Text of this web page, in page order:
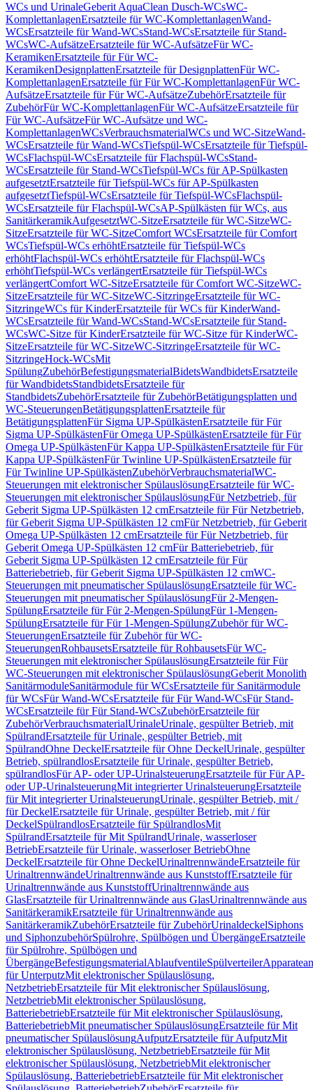
WCs und UrinaleGeberit AquaClean Dusch-WCsWC-
KomplettanlagenErsatzteile für WC-KomplettanlagenWand-
WCsErsatzteile für Wand-WCsStand-WCsErsatzteile für Stand-
WCsWC-AufsätzeErsatzteile für WC-AufsätzeFür WC-
KeramikenErsatzteile für Für WC-
KeramikenDesignplattenErsatzteile für DesignplattenFür WC-
KomplettanlagenErsatzteile für Für WC-KomplettanlagenFür WC-
AufsätzeErsatzteile für Für WC-AufsätzeZubehörErsatzteile für
ZubehörFür WC-KomplettanlagenFür WC-AufsätzeErsatzteile für
Für WC-AufsätzeFür WC-Aufsätze und WC-
KomplettanlagenWCsVerbrauchsmaterialWCs und WC-SitzeWand-
WCsErsatzteile für Wand-WCsTiefspül-WCsErsatzteile für Tiefspül-
WCsFlachspül-WCsErsatzteile für Flachspül-WCsStand-
WCsErsatzteile für Stand-WCsTiefspül-WCs für AP-Spülkasten
aufgesetztErsatzteile für Tiefspül-WCs für AP-Spülkasten
aufgesetztTiefspül-WCsErsatzteile für Tiefspül-WCsFlachspül-
WCsErsatzteile für Flachspül-WCsAP-Spülkästen für WCs, aus
SanitärkeramikAufgesetztWC-SitzeErsatzteile für WC-SitzeWC-
SitzeErsatzteile für WC-SitzeComfort WCsErsatzteile für Comfort
WCsTiefspül-WCs erhöhtErsatzteile für Tiefspül-WCs
erhöhtFlachspül-WCs erhöhtErsatzteile für Flachspül-WCs
erhöhtTiefspül-WCs verlängertErsatzteile für Tiefspül-WCs
verlängertComfort WC-SitzeErsatzteile für Comfort WC-SitzeWC-
SitzeErsatzteile für WC-SitzeWC-SitzringeErsatzteile für WC-
SitzringeWCs für KinderErsatzteile für WCs für KinderWand-
WCsErsatzteile für Wand-WCsStand-WCsErsatzteile für Stand-
WCsWC-Sitze für KinderErsatzteile für WC-Sitze für KinderWC-
SitzeErsatzteile für WC-SitzeWC-SitzringeErsatzteile für WC-
SitzringeHock-WCsMit
SpülungZubehörBefestigungsmaterialBidetsWandbidetsErsatzteile
für WandbidetsStandbidetsErsatzteile für
StandbidetsZubehörErsatzteile für ZubehörBetätigungsplatten und
WC-SteuerungenBetätigungsplattenErsatzteile für
BetätigungsplattenFür Sigma UP-SpülkästenErsatzteile für Für
Sigma UP-SpülkästenFür Omega UP-SpülkästenErsatzteile für Für
Omega UP-SpülkästenFür Kappa UP-SpülkästenErsatzteile für Für
Kappa UP-SpülkästenFür Twinline UP-SpülkästenErsatzteile für
Für Twinline UP-SpülkästenZubehörVerbrauchsmaterialWC-
Steuerungen mit elektronischer SpülauslösungErsatzteile für WC-
Steuerungen mit elektronischer SpülauslösungFür Netzbetrieb, für
Geberit Sigma UP-Spülkästen 12 cmErsatzteile für Für Netzbetrieb,
für Geberit Sigma UP-Spülkästen 12 cmFür Netzbetrieb, für Geberit
Omega UP-Spülkästen 12 cmErsatzteile für Für Netzbetrieb, für
Geberit Omega UP-Spülkästen 12 cmFür Batteriebetrieb, für
Geberit Sigma UP-Spülkästen 12 cmErsatzteile für Für
Batteriebetrieb, für Geberit Sigma UP-Spülkästen 12 cmWC-
Steuerungen mit pneumatischer SpülauslösungErsatzteile für WC-
Steuerungen mit pneumatischer SpülauslösungFür 2-Mengen-
SpülungErsatzteile für Für 2-Mengen-SpülungFür 1-Mengen-
SpülungErsatzteile für Für 1-Mengen-SpülungZubehör für WC-
SteuerungenErsatzteile für Zubehör für WC-
SteuerungenRohbausetsErsatzteile für RohbausetsFür WC-
Steuerungen mit elektronischer SpülauslösungErsatzteile für Für
WC-Steuerungen mit elektronischer SpülauslösungGeberit Monolith
SanitärmoduleSanitärmodule für WCsErsatzteile für Sanitärmodule
für WCsFür Wand-WCsErsatzteile für Für Wand-WCsFür Stand-
WCsErsatzteile für Für Stand-WCsZubehörErsatzteile für
ZubehörVerbrauchsmaterialUrinaleUrinale, gespülter Betrieb, mit
SpülrandErsatzteile für Urinale, gespülter Betrieb, mit
SpülrandOhne DeckelErsatzteile für Ohne DeckelUrinale, gespülter
Betrieb, spülrandlosErsatzteile für Urinale, gespülter Betrieb,
spülrandlosFür AP- oder UP-UrinalsteuerungErsatzteile für Für AP-
oder UP-UrinalsteuerungMit integrierter UrinalsteuerungErsatzteile
für Mit integrierter UrinalsteuerungUrinale, gespülter Betrieb, mit /
für DeckelErsatzteile für Urinale, gespülter Betrieb, mit / für
DeckelSpülrandlosErsatzteile für SpülrandlosMit
SpülrandErsatzteile für Mit SpülrandUrinale, wasserloser
BetriebErsatzteile für Urinale, wasserloser BetriebOhne
DeckelErsatzteile für Ohne DeckelUrinaltrennwändeErsatzteile für
UrinaltrennwändeUrinaltrennwände aus KunststoffErsatzteile für
Urinaltrennwände aus KunststoffUrinaltrennwände aus
GlasErsatzteile für Urinaltrennwände aus GlasUrinaltrennwände aus
SanitärkeramikErsatzteile für Urinaltrennwände aus
SanitärkeramikZubehörErsatzteile für ZubehörUrinaldeckelSiphons
und SiphonzubehörSpülrohre, Spülbögen und ÜbergängeErsatzteile
für Spülrohre, Spülbögen und
ÜbergängeBefestigungsmaterialAblaufventileSpülverteiler
für UnterputzMit elektronischer Spülauslösung,
NetzbetriebErsatzteile für Mit elektronischer Spülauslösung,
NetzbetriebMit elektronischer Spülauslösung,
BatteriebetriebErsatzteile für Mit elektronischer Spülauslösung,
BatteriebetriebMit pneumatischer SpülauslösungErsatzteile für Mit
pneumatischer SpülauslösungAufputzErsatzteile für AufputzMit
elektronischer Spülauslösung, NetzbetriebErsatzteile für Mit
elektronischer Spülauslösung, NetzbetriebMit elektronischer
Spülauslösung, BatteriebetriebErsatzteile für Mit elektronischer